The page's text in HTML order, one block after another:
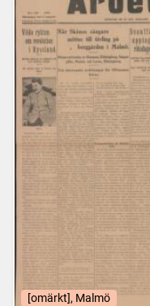
[omärkt], Malmö